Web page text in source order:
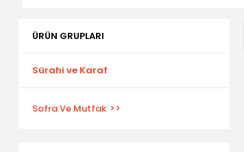
ÜRÜN GRUPLARI
Sürahi ve Karaf
Sofra Ve Mutfak